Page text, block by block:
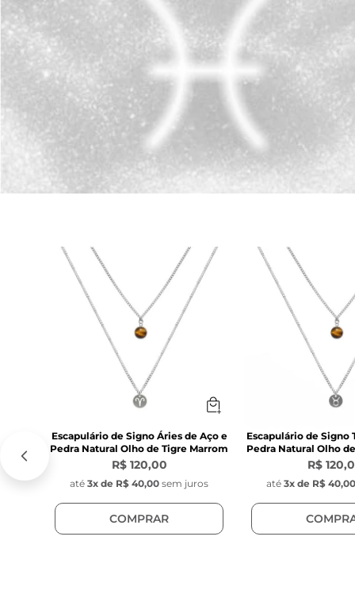
Pingente
Largura:
Material:
Pingente Key
1 cm
Material:
Aço
Escapulário de Signo Áries de Aço e
Pedra Natural Olho de Tigre Marrom
R$ 120,00
até 3x de R$ 40,00 sem juros
COMPRAR
Escapulário de Signo
Pedra Natural Olho
R$
até 3x de R$ 40,00